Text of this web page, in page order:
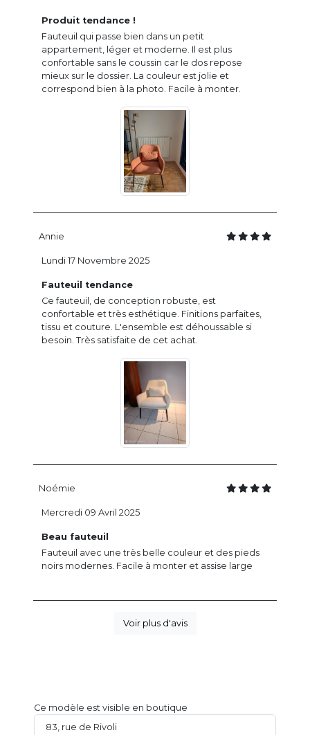
Produit tendance !
Fauteuil qui passe bien dans un petit
appartement, léger et moderne. Il est plus
confortable sans le coussin car le dos repose
mieux sur le dossier. La couleur est jolie et
correspond bien à la photo. Facile à monter.
Annie
Fauteuil tendance
Ce fauteuil, de conception robuste, est
confortable et très esthétique. Finitions parfaites,
tissu et couture. L'ensemble est déhoussable si
besoin. Très satisfaite de cet achat.
Lundi 17 Novembre 2025
Noémie
Beau fauteuil
Fauteuil avec une très belle couleur et des pieds
noirs modernes. Facile à monter et assise large
Mercredi 09 Avril 2025
Voir plus d'avis
Ce modèle est visible en boutique
83, rue de Rivoli